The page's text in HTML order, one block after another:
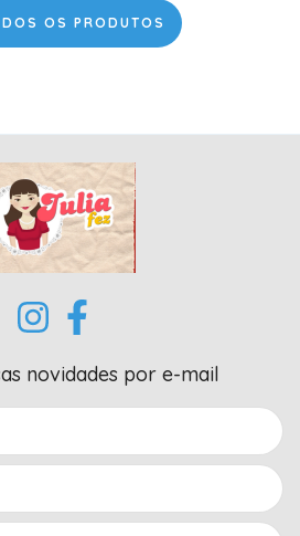
OS PRODUTOS
novidades por e-mail